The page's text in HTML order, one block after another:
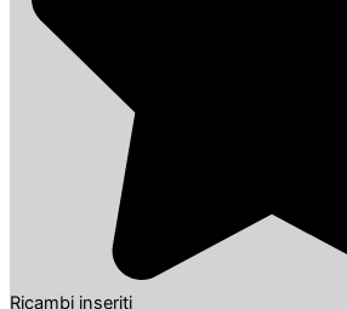
Ricambi inseriti